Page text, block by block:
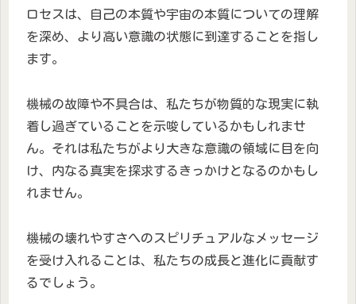
ロセスは、自己の本質や宇宙の本質についての理解
を深め、より高い意識の状態に到達することを指し
ます。
機械の故障や不具合は、私たちが物質的な現実に執
着し過ぎていることを示唆しているかもしれませ
ん。それは私たちがより大きな意識の領域に目を向
け、内なる真実を探求するきっかけとなるのかもし
れません。
機械の壊れやすさへのスピリチュアルなメッセージ
を受け入れることは、私たちの成長と進化に貢献す
るでしょう。